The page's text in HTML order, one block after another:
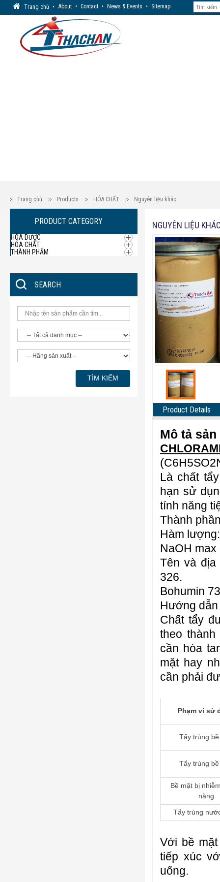
Trang chủ • About • Contact • News & Events • Sitemap
Trang chủ Products HÓA CHẤT Nguyên liệu khác
PRODUCT CATEGORY
HÓA DƯỢC
HÓA CHẤT
THÀNH PHẨM
SEARCH
NGUYÊN LIỆU
Product Details
Mô tả
Là chất
hạn sử
tính năng
Thành
Hàm
NaOH max
Tên và địa
326.
Bohumin
Hướng
Chất tẩy
theo
cần hòa
mặt hay
cần phải
Phạm vi sử
Tẩy trùng
Tẩy trùng
Bề mặt bị
nặng
Tẩy trùng
Với bề
tiếp xúc
uống.